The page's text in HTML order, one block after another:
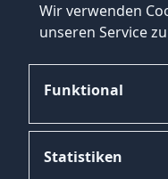
Wir verwenden
unseren Service
Funktional
Statistiken
finden, der Ihren
Interessen